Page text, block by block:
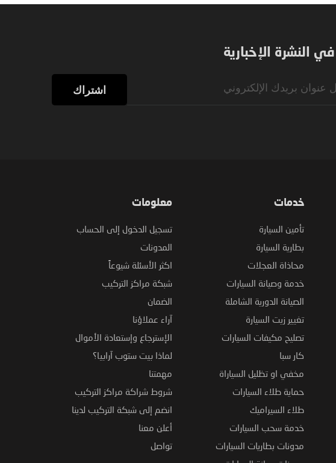
النشرة الإخبارية
اشتراك
خدمات
تأمين السيارة
بطارية السيارة
محاذاة العجلات
خدمة وصيانة السيارات
الصيانة الدورية الشاملة
تغيير زيت السيارة
تصليح مكيفات السيارات
كار سبا
مخفي او تظليل السياراة
حماية طلاء السيارات
طلاء السيراميك
خدمة سحب السيارات
مدونات بطاريات السيارات
معلومات
تسجيل الدخول إلى الحساب
المدونات
اكثر الأسئلة شيوعاً
شبكة مراكز التركيب
الضمان
آراء عملاؤنا
الإسترجاع وإستعادة الأموال
لماذا بيت ستوب آرابيا؟
مهمتنا
شروط شراكة مراكز التركيب
انضم إلى شبكة التركيب لدينا
أعلن معنا
تواصل